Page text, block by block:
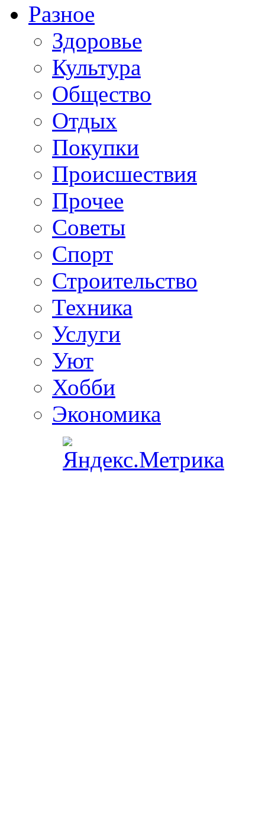
Разное
Здоровье
Культура
Общество
Отдых
Покупки
Происшествия
Прочее
Советы
Спорт
Строительство
Техника
Услуги
Уют
Хобби
Экономика